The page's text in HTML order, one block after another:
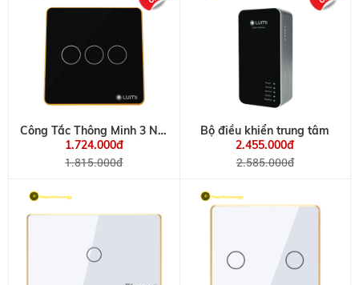
Công Tắc Thông Minh 3 Nút
Viền Nhôm, Kính Phẳng
1.724.000đ
1.815.000đ
Bộ điều khiển trung tâm
2.455.000đ
2.585.000đ